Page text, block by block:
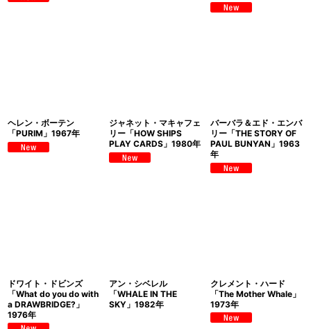
ヘレン・ボーテン
「PURIM」1967年
ジャネット・マキャフェ
リー「HOW SHIPS
PLAY CARDS」1980年
バーバラ＆エド・エンバ
リー「THE STORY OF
PAUL BUNYAN」1963
年
ドワイト・ドビンズ
「What do you do with
a DRAWBRIDGE?」
1976年
アン・シベレル
「WHALE IN THE
SKY」1982年
クレメント・ハード
「The Mother Whale」
1973年